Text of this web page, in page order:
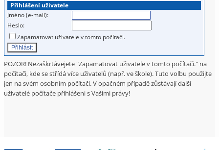
Přihlášení uživatele
Jméno (e-mail):
Heslo:
Zapamatovat uživatele v tomto počítači.
POZOR! Nezaškrtávejete "Zapamatovat uživatele v tomto počítači." na
počítači, kde se střídá více uživatelů (např. ve škole). Tuto volbu použijte
jen na svém osobním počítači. V opačném případě zůstávají další
uživatelé počítače přihlášeni s Vašimi právy!